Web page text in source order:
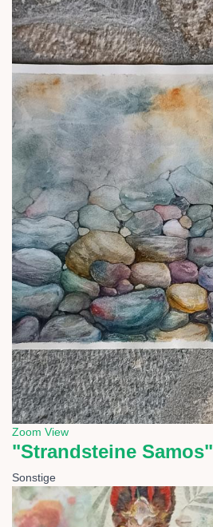
Zoom View
"Strandsteine Samos"
Sonstige